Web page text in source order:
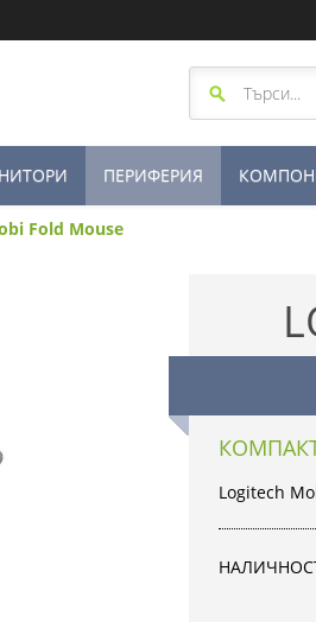
ПЕРИФЕРИЯ
Fold Mouse
Logitech